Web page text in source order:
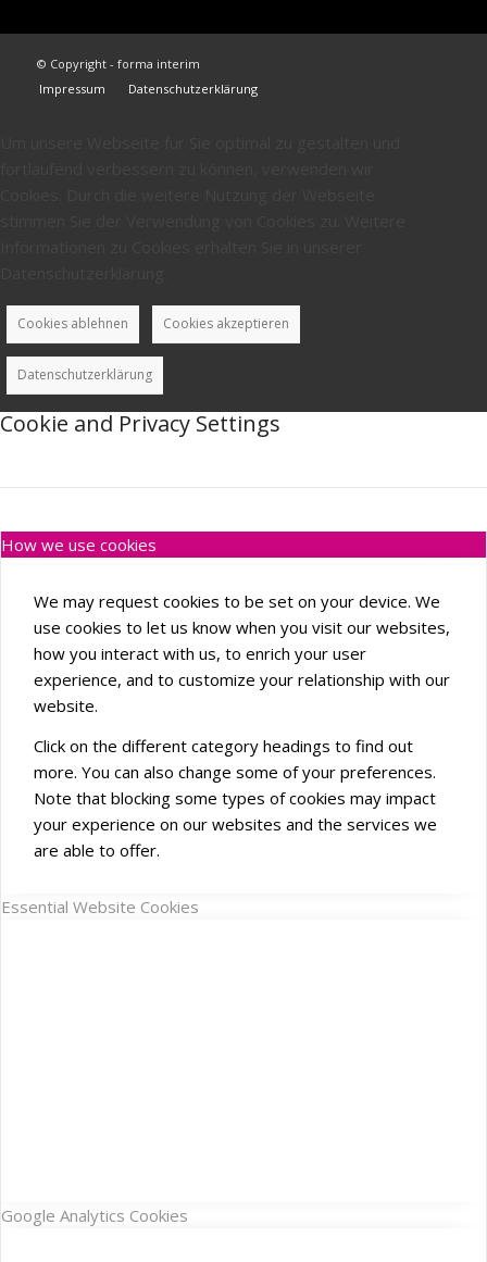
© Copyright - forma interim
Impressum
Datenschutzerklärung
Cookies ablehnen Cookies akzeptieren
Datenschutzerklärung
Cookie and Privacy Settings
How we use cookies
We may request cookies to be set on your device. We
use cookies to let us know when you visit our websites,
how you interact with us, to enrich your user
experience, and to customize your relationship with our
website.
Click on the different category headings to find out
more. You can also change some of your preferences.
Note that blocking some types of cookies may impact
your experience on our websites and the services we
are able to offer.
Essential Website Cookies
Google Analytics Cookies